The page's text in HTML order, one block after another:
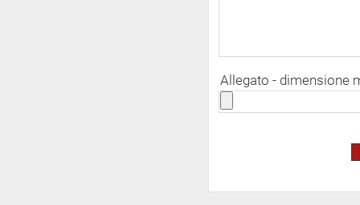
Allegato - dimensione